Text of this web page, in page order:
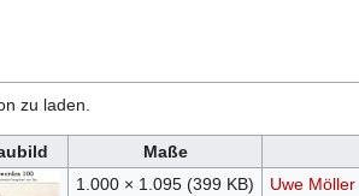
zu laden.
Maße
1.000 × 1.095 (399 KB) Uwe Möller